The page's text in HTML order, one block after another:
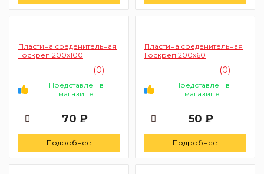
Пластина соеденительная
Госкреп 200x100
(0)
Представлен в
магазине
70 ₽
Подробнее
Пластина соеденительная
Госкреп 200x60
(0)
Представлен в
магазине
50 ₽
Подробнее